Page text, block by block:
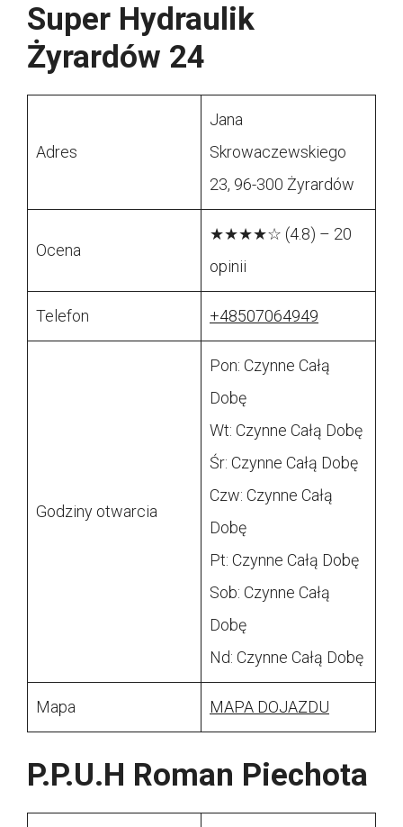
Super Hydraulik
Żyrardów 24
Adres
Jana
Skrowaczewskiego
23, 96-300 Żyrardów
Ocena
★★★★☆ (4.8) – 20
opinii
Telefon +48507064949
Godziny otwarcia
Pon: Czynne Całą
Dobę
Wt: Czynne Całą Dobę
Śr: Czynne Całą Dobę
Czw: Czynne Całą
Dobę
Pt: Czynne Całą Dobę
Sob: Czynne Całą
Dobę
Nd: Czynne Całą Dobę
Mapa MAPA DOJAZDU
P.P.U.H Roman Piechota